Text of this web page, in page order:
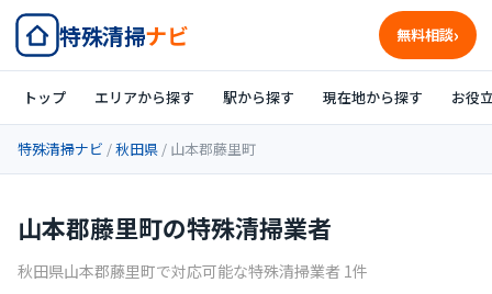
特殊清掃ナビ 無料相談
トップ エリアから探す 駅から探す 現在地から探す お役
特殊清掃ナビ /秋田県 / 山本郡藤里町
山本郡藤里町の特殊清掃業者
秋田県山本郡藤里町で対応可能な特殊清掃業者 1件